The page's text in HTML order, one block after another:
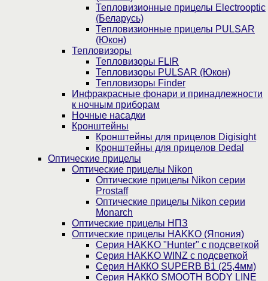
Тепловизионные прицелы Electrooptic
(Беларусь)
Тепловизионные прицелы PULSAR
(Юкон)
Тепловизоры
Тепловизоры FLIR
Тепловизоры PULSAR (Юкон)
Тепловизоры Finder
Инфракрасные фонари и принадлежности
к ночным приборам
Ночные насадки
Кронштейны
Кронштейны для прицелов Digisight
Кронштейны для прицелов Dedal
Оптические прицелы
Оптические прицелы Nikon
Оптические прицелы Nikon серии
Prostaff
Оптические прицелы Nikon серии
Monarch
Оптические прицелы НПЗ
Оптические прицелы HAKKO (Япония)
Cерия HAKKO "Hunter" с подсветкой
Серия НAKKO WINZ с подсветкой
Серия НАККО SUPERB B1 (25,4мм)
Серия НАККО SMOOTH BODY LINE